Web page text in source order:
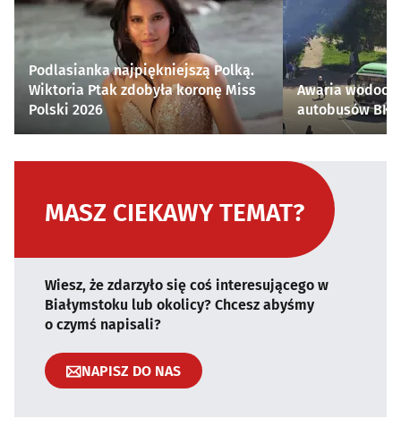
Podlasianka najpiękniejszą Polką.
Wiktoria Ptak zdobyła koronę Miss
Polski 2026
Awaria
autobusów
MASZ CIEKAWY TEMAT?
Wiesz, że zdarzyło się coś interesującego w
Białymstoku lub okolicy? Chcesz abyśmy
o czymś napisali?
NAPISZ DO NAS